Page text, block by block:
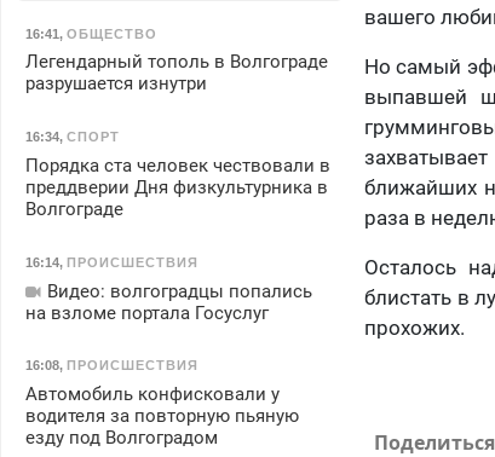
вашего
Но самый
выпавшей
ближайших
раза в
Осталось
блистать в
прохожих.
16:41, ОБЩЕСТВО
Легендарный тополь в Волгограде
разрушается изнутри
16:34, СПОРТ
Порядка ста человек чествовали в
преддверии Дня физкультурника в
Волгограде
16:14, ПРОИСШЕСТВИЯ
Видео: волгоградцы попались
на взломе портала Госуслуг
16:08, ПРОИСШЕСТВИЯ
Автомобиль конфисковали у
водителя за повторную пьяную
езду под Волгоградом